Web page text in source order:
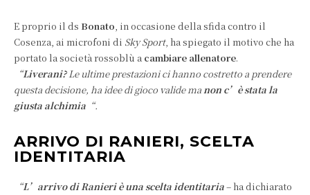
E proprio il ds Bonato, in occasione della sfida contro il
Cosenza, ai microfoni di Sky Sport, ha spiegato il motivo che ha
portato la società rossoblù a cambiare allenatore.
“Liverani?Le ultime prestazioni ci hanno costretto a prendere
questa decisione, ha idee di gioco valide manon c’è stata la
giusta alchimia “.
ARRIVO DI RANIERI, SCELTA
IDENTITARIA
“L’arrivo di Ranieri è una scelta identitaria– ha dichiarato